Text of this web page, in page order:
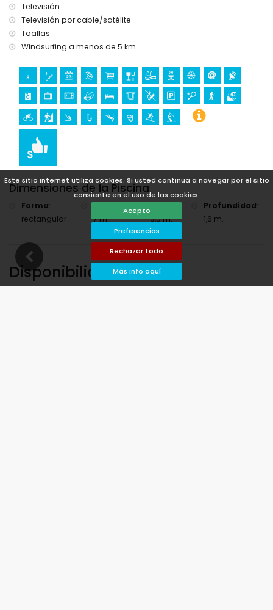
Este sitio internet utiliza cookies. Si usted continua a navegar por el sitio
consiente en el uso de las cookies.
Acepto
Preferencias
Rechazar todo
Más info aquí
golf (Golf Novo Sancti Petri) y equitación (a menos de 10
kilómetros de la villa)
escalada (a menos de 25 kilómetros de la villa)
Televisión
Televisión por cable/satélite
Toallas
Windsurfing a menos de 5 km.
Dimensiones de la Piscina
Forma:
rectangular
Longitud:
7 m.
Ancho:
3,5 m.
Profundidad:
1,6 m.
Disponibilidad